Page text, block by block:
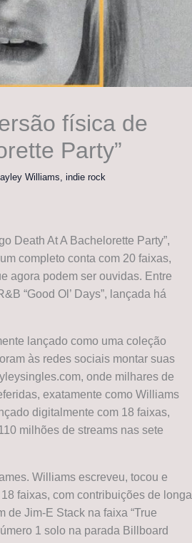
física de
Party”
Williams indie rock
Death At A Bachelorette Party”,
completo conta com 20 faixas,
agora podem ser ouvidas. Entre
“Good Ol’ Days”, lançada há
lançado como uma coleção
às redes sociais montar suas
onde milhares de
exatamente como Williams
digitalmente com 18 faixas,
milhões de streams nas sete
Williams escreveu, tocou e
faixas, com contribuições de longa
de Jim-E Stack na faixa “True
1 solo na parada Billboard